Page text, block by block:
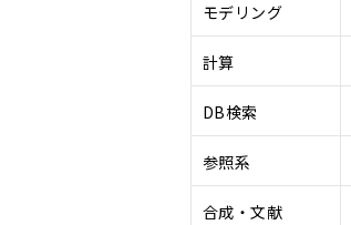
モデリング
計算
DB検索
参照系
合成・文献